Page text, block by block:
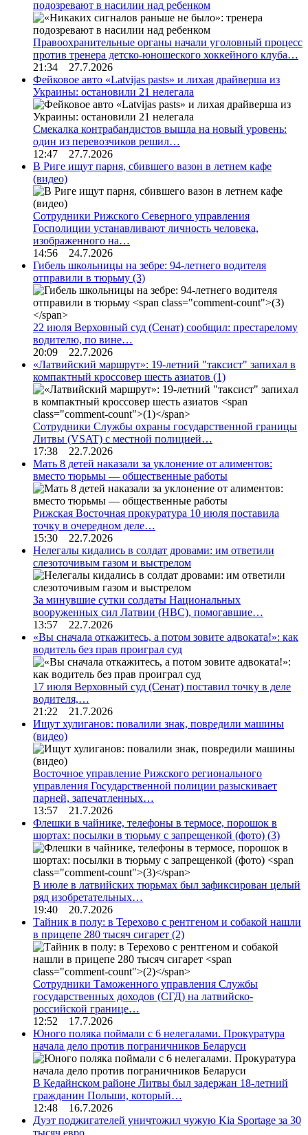
подозревают в насилии над ребенком
Правоохранительные органы начали уголовный процесс
против тренера детско-юношеского хоккейного клуба…
21:34 27.7.2026
Фейковое авто «Latvijas pasts» и лихая драйверша из
Украины: остановили 21 нелегала
Смекалка контрабандистов вышла на новый уровень:
один из перевозчиков решил…
12:47 27.7.2026
В Риге ищут парня, сбившего вазон в летнем кафе
(видео)
Сотрудники Рижского Северного управления
Госполиции устанавливают личность человека,
изображенного на…
14:56 24.7.2026
Гибель школьницы на зебре: 94-летнего водителя
отправили в тюрьму (3)
22 июля Верховный суд (Сенат) сообщил: престарелому
водителю, по вине…
20:09 22.7.2026
«Латвийский маршрут»: 19-летний "таксист" запихал в
компактный кроссовер шесть азиатов (1)
Сотрудники Службы охраны государственной границы
Литвы (VSAT) с местной полицией…
17:38 22.7.2026
Мать 8 детей наказали за уклонение от алиментов:
вместо тюрьмы — общественные работы
Рижская Восточная прокуратура 10 июля поставила
точку в очередном деле…
15:30 22.7.2026
Нелегалы кидались в солдат дровами: им ответили
слезоточивым газом и выстрелом
За минувшие сутки солдаты Национальных
вооруженных сил Латвии (НВС), помогавшие…
13:57 22.7.2026
«Вы сначала откажитесь, а потом зовите адвоката!»: как
водитель без прав проиграл суд
17 июля Верховный суд (Сенат) поставил точку в деле
водителя,…
21:22 21.7.2026
Ищут хулиганов: повалили знак, повредили машины
(видео)
Восточное управление Рижского регионального
управления Государственной полиции разыскивает
парней, запечатленных…
13:57 21.7.2026
Флешки в чайнике, телефоны в термосе, порошок в
шортах: посылки в тюрьму с запрещенкой (фото) (3)
В июле в латвийских тюрьмах был зафиксирован целый
ряд изобретательных…
19:40 20.7.2026
Тайник в полу: в Терехово с рентгеном и собакой нашли
в прицепе 280 тысяч сигарет (2)
Сотрудники Таможенного управления Службы
государственных доходов (СГД) на латвийско-
российской границе…
12:52 17.7.2026
Юного поляка поймали с 6 нелегалами. Прокуратура
начала дело против пограничников Беларуси
В Кедайнском районе Литвы был задержан 18-летний
гражданин Польши, который…
12:48 16.7.2026
Дуэт поджигателей уничтожил чужую Kia Sportage за 30
тысяч евро